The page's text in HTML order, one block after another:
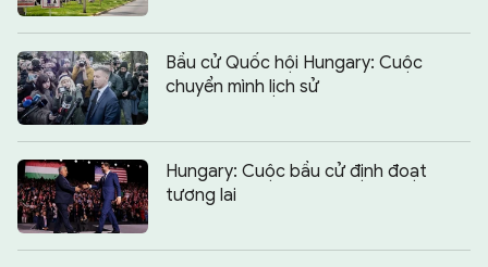
Bầu cử Quốc hội Hungary: Cuộc
chuyển mình lịch sử
Hungary: Cuộc bầu cử định đoạt
tương lai